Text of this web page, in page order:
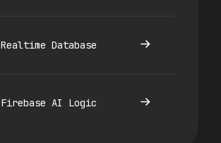
Realtime Database
Firebase AI Logic